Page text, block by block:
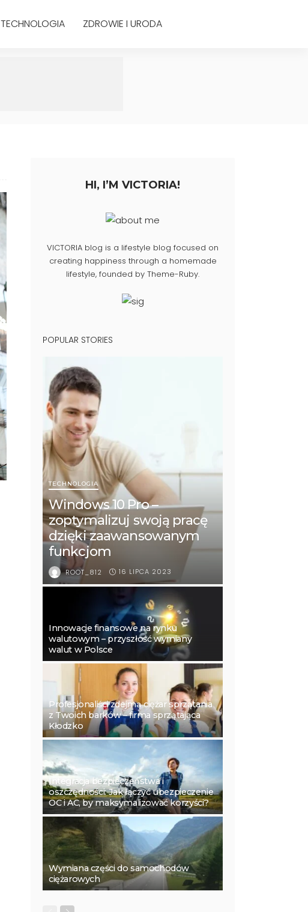
TECHNOLOGIA ZDROWIE I URODA
HI, I’M VICTORIA!
VICTORIA blog is a lifestyle blog focused on
creating happiness through a homemade
lifestyle, founded by Theme-Ruby.
POPULAR STORIES
TECHNOLOGIA
Windows 10 Pro –
zoptymalizuj swoją pracę
dzięki zaawansowanym
funkcjom
ROOT_812 16 LIPCA 2023
Innowacje finansowe na rynku
walutowym – przyszłość wymiany
walut w Polsce
Profesjonaliści zdejmą ciężar sprzątania
z Twoich barków – firma sprzątająca
Kłodzko
Integracja bezpieczeństwa i
oszczędności: Jak łączyć ubezpieczenie
OC i AC, by maksymalizować korzyści?
Wymiana części do samochodów
ciężarowych